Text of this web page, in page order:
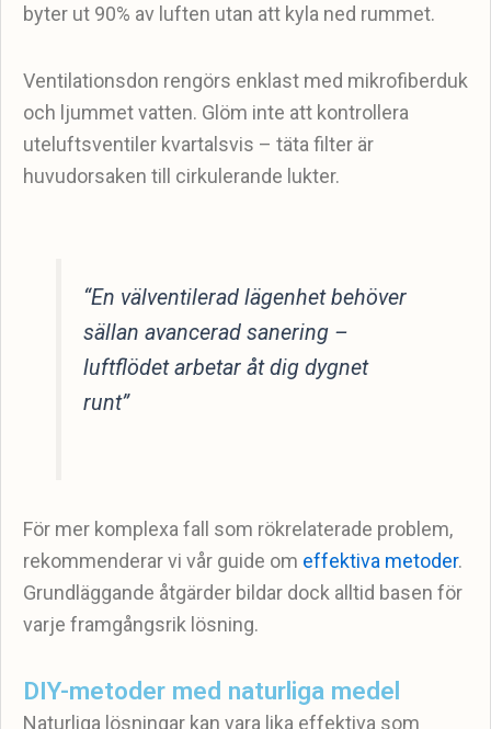
byter ut 90% av luften utan att kyla ned rummet.
Ventilationsdon rengörs enklast med mikrofiberduk
och ljummet vatten. Glöm inte att kontrollera
uteluftsventiler kvartalsvis – täta filter är
huvudorsaken till cirkulerande lukter.
“En välventilerad lägenhet behöver
sällan avancerad sanering –
luftflödet arbetar åt dig dygnet
runt”
För mer komplexa fall som rökrelaterade problem,
rekommenderar vi vår guide om effektiva metoder.
Grundläggande åtgärder bildar dock alltid basen för
varje framgångsrik lösning.
DIY-metoder med naturliga medel
Naturliga lösningar kan vara lika effektiva som